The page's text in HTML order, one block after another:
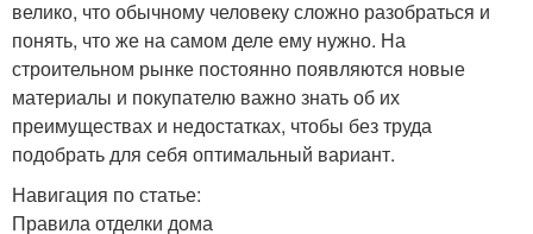
велико, что обычному человеку сложно разобраться и
понять, что же на самом деле ему нужно. На
строительном рынке постоянно появляются новые
материалы и покупателю важно знать об их
преимуществах и недостатках, чтобы без труда
подобрать для себя оптимальный вариант.
Навигация по статье:
Правила отделки дома